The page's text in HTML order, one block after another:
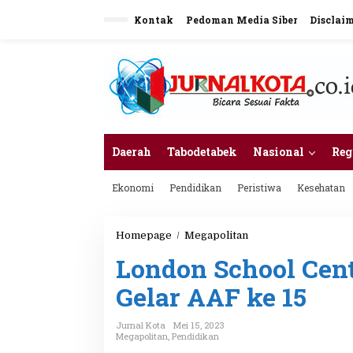
Kontak Pedoman Media Siber
Daerah Tabodetabek Nasional
Ekonomi Pendidikan Peristiwa Kesehatan
Homepage / Megapolitan
n
d
o
n
London School
Gelar AAF ke 15
Jurnal Kota
Mei 15, 2023
Megapolitan, Pendidikan